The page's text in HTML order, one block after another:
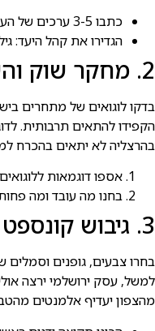
כתבו 3-5 ערכים של העסק
הגדירו את קהל היעד:
2. מחקר שוק והשראה
בדקו לוגואים של מתחרים
הקפידו להתאים תרבותית.
בהרצליה לא יתאים בהכרח
אספו דוגמאות
בחנו מה עובד ומה
3. גיבוש קונספט
בחרו צבעים, גופנים
למשל, עסק ירושלמי ירצה
מהצפון יעדיף אלמנטים